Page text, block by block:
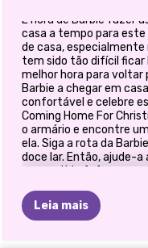
É hora de Barbie fazer
casa a tempo para
de casa,
tem sido tão difícil ficar
melhor hora para voltar
Barbie a chegar em
confortável e celebre
Coming Home For
o armário e encontre
ela. Siga a rota da
doce lar. Então, ajude-
um vestido fofo, ou
com acessórios
um gorro de Papai Noel.
Leia mais